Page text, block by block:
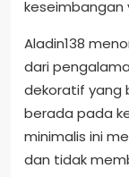
keseimbangan
Aladin138
dari
dekoratif yang
berada pada
minimalis ini
dan tidak